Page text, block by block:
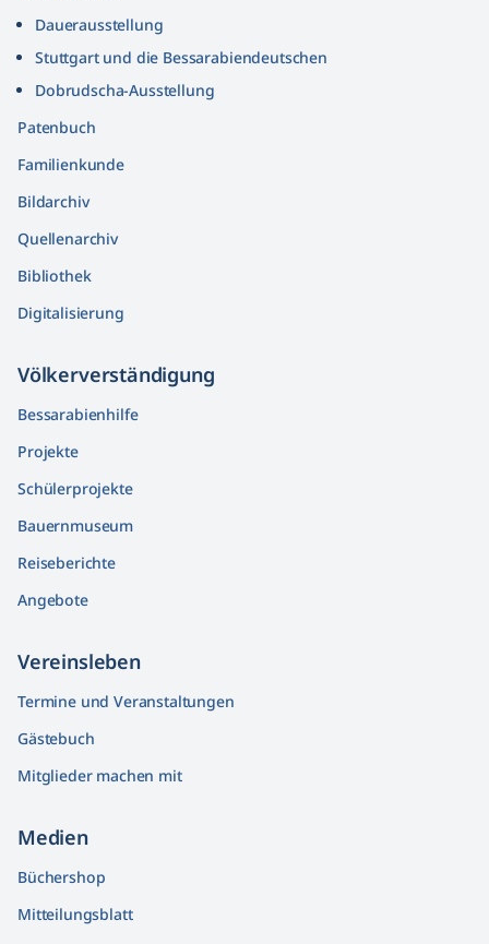
Dauerausstellung
Stuttgart und die Bessarabiendeutschen
Dobrudscha­-Ausstellung
Patenbuch
Familienkunde
Bildarchiv
Quellenarchiv
Bibliothek
Digitalisierung
Völkerver­ständigung
Bessarabienhilfe
Projekte
Schülerprojekte
Bauernmuseum
Reiseberichte
Angebote
Vereinsleben
Termine und Veranstaltungen
Gästebuch
Mitglieder machen mit
Medien
Büchershop
Mitteilungsblatt